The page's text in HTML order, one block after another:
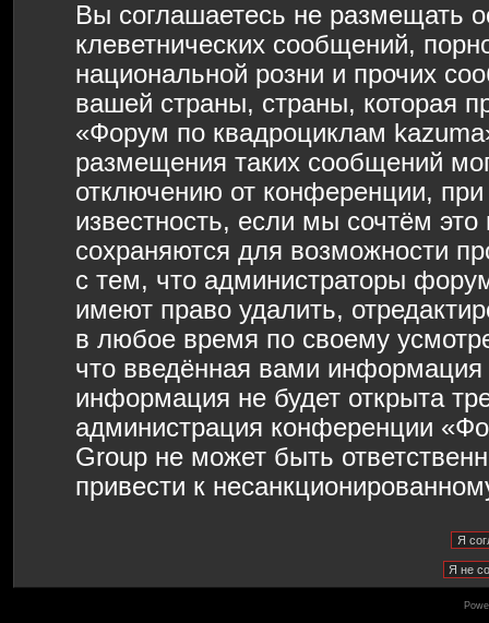
Вы соглашаетесь не размещать
клеветнических сообщений,
национальной розни и прочих
вашей страны, страны, которая
«Форум по квадроциклам
размещения таких сообщений
отключению от конференции,
известность, если мы сочтём
сохраняются для возможности
с тем, что администраторы
имеют право удалить,
в любое время по своему
что введённая вами информация
информация не будет открыта
администрация конференции
Group не может быть
привести к